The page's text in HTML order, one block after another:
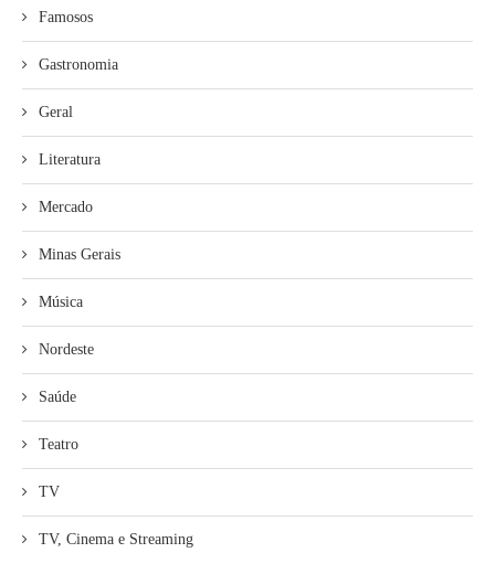
Famosos
Gastronomia
Geral
Literatura
Mercado
Minas Gerais
Música
Nordeste
Saúde
Teatro
TV
TV, Cinema e Streaming